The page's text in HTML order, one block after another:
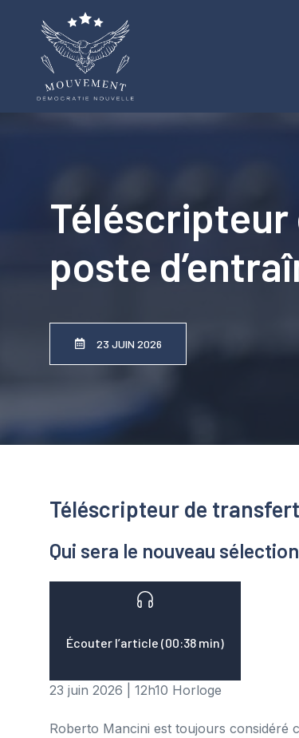
poste
23 JUIN 2026
Téléscripteur de transfert
Qui sera le nouveau
Écouter l’article (00:38 min)
23 juin 2026 12h10 Horloge
Roberto Mancini est toujours considéré